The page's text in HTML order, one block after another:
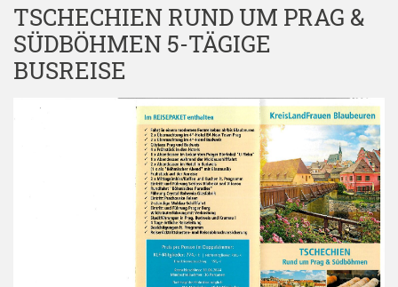
TSCHECHIEN RUND UM PRAG &
SÜDBÖHMEN 5-TÄGIGE
BUSREISE